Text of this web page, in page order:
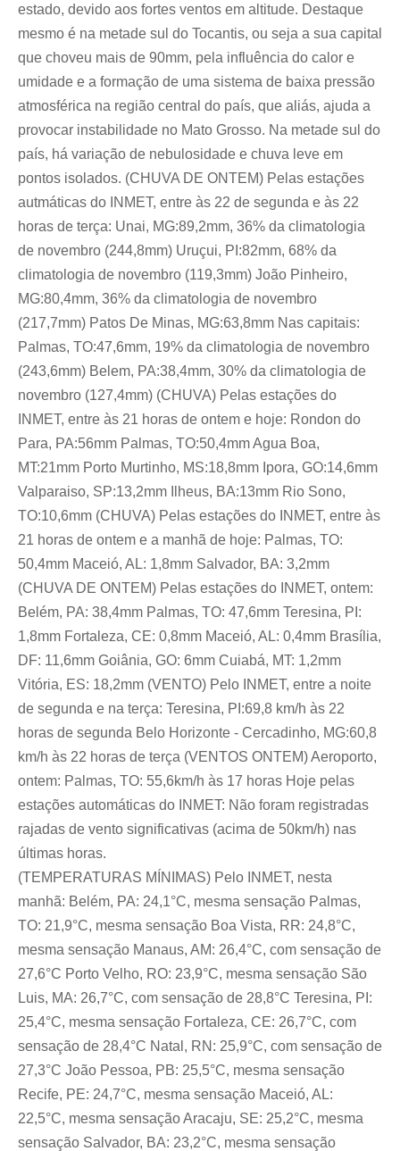
estado, devido aos fortes ventos em altitude. Destaque
mesmo é na metade sul do Tocantis, ou seja a sua capital
que choveu mais de 90mm, pela influência do calor e
umidade e a formação de uma sistema de baixa pressão
atmosférica na região central do país, que aliás, ajuda a
provocar instabilidade no Mato Grosso. Na metade sul do
país, há variação de nebulosidade e chuva leve em
pontos isolados. (CHUVA DE ONTEM) Pelas estações
autmáticas do INMET, entre às 22 de segunda e às 22
horas de terça: Unai, MG:89,2mm, 36% da climatologia
de novembro (244,8mm) Uruçui, PI:82mm, 68% da
climatologia de novembro (119,3mm) João Pinheiro,
MG:80,4mm, 36% da climatologia de novembro
(217,7mm) Patos De Minas, MG:63,8mm Nas capitais:
Palmas, TO:47,6mm, 19% da climatologia de novembro
(243,6mm) Belem, PA:38,4mm, 30% da climatologia de
novembro (127,4mm) (CHUVA) Pelas estações do
INMET, entre às 21 horas de ontem e hoje: Rondon do
Para, PA:56mm Palmas, TO:50,4mm Agua Boa,
MT:21mm Porto Murtinho, MS:18,8mm Ipora, GO:14,6mm
Valparaiso, SP:13,2mm Ilheus, BA:13mm Rio Sono,
TO:10,6mm (CHUVA) Pelas estações do INMET, entre às
21 horas de ontem e a manhã de hoje: Palmas, TO:
50,4mm Maceió, AL: 1,8mm Salvador, BA: 3,2mm
(CHUVA DE ONTEM) Pelas estações do INMET, ontem:
Belém, PA: 38,4mm Palmas, TO: 47,6mm Teresina, PI:
1,8mm Fortaleza, CE: 0,8mm Maceió, AL: 0,4mm Brasília,
DF: 11,6mm Goiânia, GO: 6mm Cuiabá, MT: 1,2mm
Vitória, ES: 18,2mm (VENTO) Pelo INMET, entre a noite
de segunda e na terça: Teresina, PI:69,8 km/h às 22
horas de segunda Belo Horizonte - Cercadinho, MG:60,8
km/h às 22 horas de terça (VENTOS ONTEM) Aeroporto,
ontem: Palmas, TO: 55,6km/h às 17 horas Hoje pelas
estações automáticas do INMET: Não foram registradas
rajadas de vento significativas (acima de 50km/h) nas
últimas horas.
(TEMPERATURAS MÍNIMAS) Pelo INMET, nesta
manhã: Belém, PA: 24,1°C, mesma sensação Palmas,
TO: 21,9°C, mesma sensação Boa Vista, RR: 24,8°C,
mesma sensação Manaus, AM: 26,4°C, com sensação de
27,6°C Porto Velho, RO: 23,9°C, mesma sensação São
Luis, MA: 26,7°C, com sensação de 28,8°C Teresina, PI:
25,4°C, mesma sensação Fortaleza, CE: 26,7°C, com
sensação de 28,4°C Natal, RN: 25,9°C, com sensação de
27,3°C João Pessoa, PB: 25,5°C, mesma sensação
Recife, PE: 24,7°C, mesma sensação Maceió, AL:
22,5°C, mesma sensação Aracaju, SE: 25,2°C, mesma
sensação Salvador, BA: 23,2°C, mesma sensação